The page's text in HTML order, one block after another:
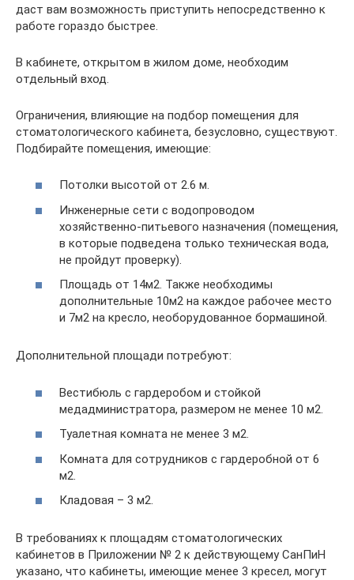
даст вам возможность приступить непосредственно к
работе гораздо быстрее.
В кабинете, открытом в жилом доме, необходим
отдельный вход.
Ограничения, влияющие на подбор помещения для
стоматологического кабинета, безусловно, существуют.
Подбирайте помещения, имеющие:
Потолки высотой от 2.6 м.
Инженерные сети с водопроводом
хозяйственно-питьевого назначения (помещения,
в которые подведена только техническая вода,
не пройдут проверку).
Площадь от 14м2. Также необходимы
дополнительные 10м2 на каждое рабочее место
и 7м2 на кресло, необорудованное бормашиной.
Дополнительной площади потребуют:
Вестибюль с гардеробом и стойкой
медадминистратора, размером не менее 10 м2.
Туалетная комната не менее 3 м2.
Комната для сотрудников с гардеробной от 6
м2.
Кладовая – 3 м2.
В требованиях к площадям стоматологических
кабинетов в Приложении № 2 к действующему СанПиН
указано, что кабинеты, имеющие менее 3 кресел, могут